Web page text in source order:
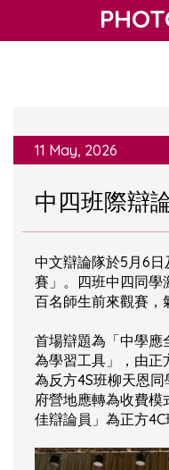
11 May, 2026
中四班際辯
中文辯論隊於5月6
賽」。四班中四同學
百名師生前來觀賽，
首場辯題為「中學應
為學習工具」，由正
為反方4S班柳天恩
府營地應轉為收費模
佳辯論員」為正方4C